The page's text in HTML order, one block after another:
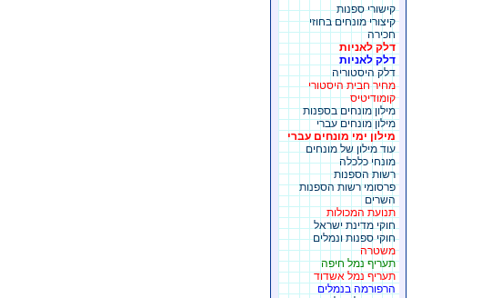
קישורי ספנות
קיצורי מונחים בחוזי
חכירה
דלק לאניות
דלק לאניות
דלק היסטוריה
מחיר חבית היסטורי
קומודיטיס
מילון מונחים בספנות
מילון מונחים עברי
מילון ימי מונחים עברי
עוד מילון של מונחים
מונחי כלכלה
רשות הספנות
פרסומי רשות הספנות
השרים
תנועת המכולות
חוקי מדינת ישראל
חוקי ספנות ונמלים
משטרה
תעריף נמל חיפה
תעריף נמל אשדוד
הרפורמה בנמלים